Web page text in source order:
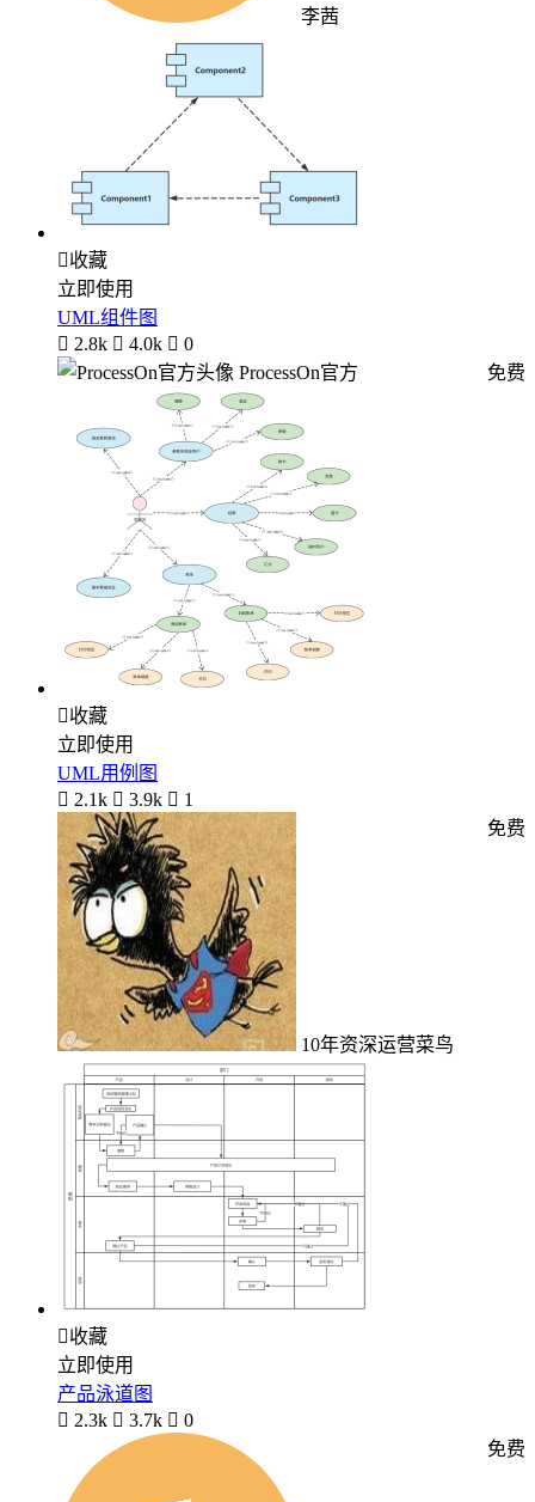
李茜
收藏
立即使用
UML组件图
 2.8k  4.0k  0
ProcessOn官方
免费
收藏
立即使用
UML用例图
 2.1k  3.9k  1
10年资深运营菜鸟
免费
收藏
立即使用
产品泳道图
 2.3k  3.7k  0
免费